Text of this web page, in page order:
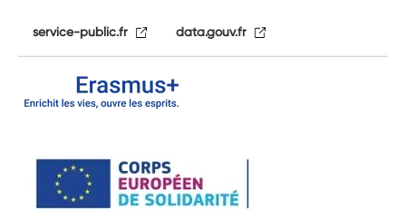
service-public.fr data.gouv.fr